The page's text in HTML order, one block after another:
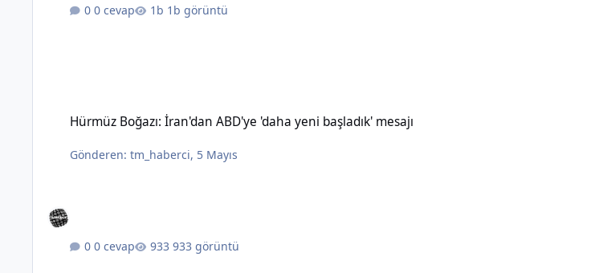
0 cevap 1b görüntü
Hürmüz Boğazı: İran'dan ABD'ye 'daha yeni başladık' mesajı
Gönderen:tm_haberci, 5 Mayıs
0 cevap 933 görüntü